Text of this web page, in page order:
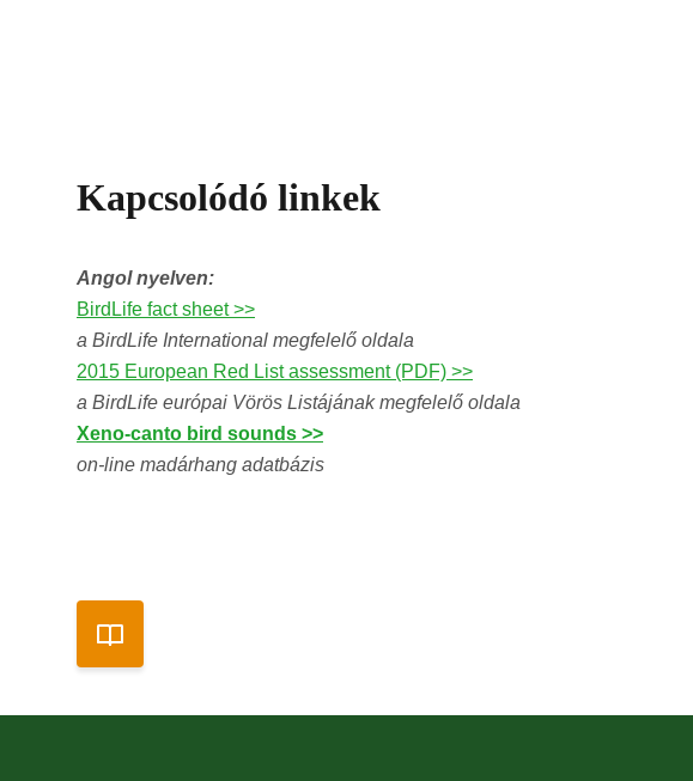
Kapcsolódó linkek
Angol nyelven:
BirdLife fact sheet >>
a BirdLife International megfelelő oldala
2015 European Red List assessment (PDF) >>
a BirdLife európai Vörös Listájának megfelelő oldala
Xeno-canto bird sounds >>
on-line madárhang adatbázis